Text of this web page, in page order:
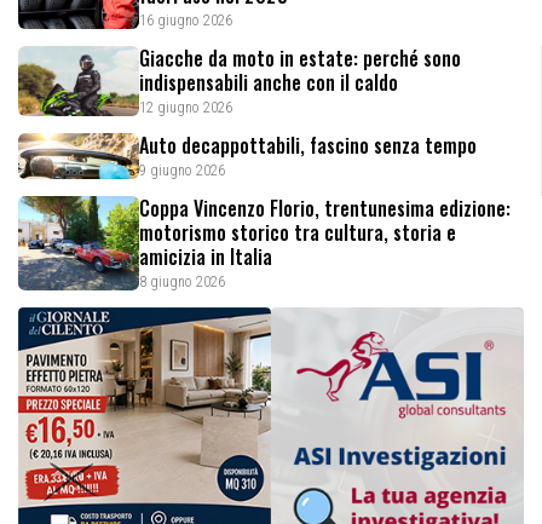
16 giugno 2026
Giacche da moto in estate: perché sono
indispensabili anche con il caldo
12 giugno 2026
Auto decappottabili, fascino senza tempo
9 giugno 2026
Coppa Vincenzo Florio, trentunesima edizione:
motorismo storico tra cultura, storia e
amicizia in Italia
8 giugno 2026